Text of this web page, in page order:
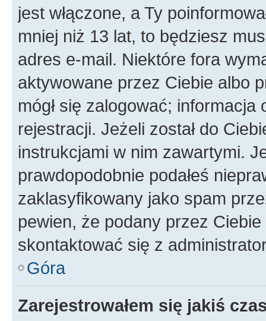
jest włączone, a Ty
mniej niż 13 lat, to będziesz
adres e-mail. Niektóre fora
aktywowane przez Ciebie albo
mógł się zalogować;
rejestracji. Jeżeli został do
instrukcjami w nim zawartymi.
prawdopodobnie podałeś
zaklasyfikowany jako spam
pewien, że podany przez
skontaktować się z
Góra
Zarejestrowałem się jakiś